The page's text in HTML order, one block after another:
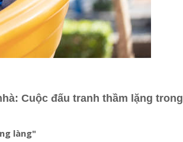
Cuộc đấu tranh thầm lặng trong
làng"